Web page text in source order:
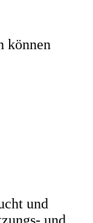
können
und